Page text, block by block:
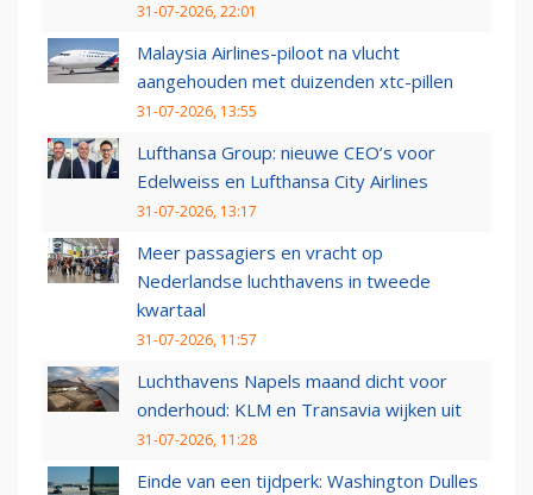
31-07-2026, 22:01
Malaysia Airlines-piloot na vlucht
aangehouden met duizenden xtc-pillen
31-07-2026, 13:55
Lufthansa Group: nieuwe CEO’s voor
Edelweiss en Lufthansa City Airlines
31-07-2026, 13:17
Meer passagiers en vracht op
Nederlandse luchthavens in tweede
kwartaal
31-07-2026, 11:57
Luchthavens Napels maand dicht voor
onderhoud: KLM en Transavia wijken uit
31-07-2026, 11:28
Einde van een tijdperk: Washington Dulles